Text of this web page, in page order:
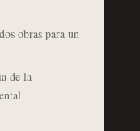
obras para un
de la